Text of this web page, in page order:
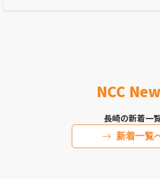
NCC
長崎の新着一
新着一覧